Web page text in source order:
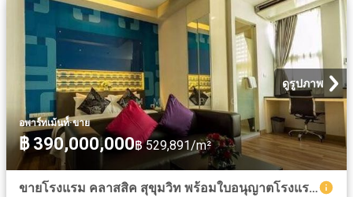
ดูรูปภาพ
อพาร์ทเม้นท์์·ขาย
฿ 390,000,000฿ 529,891/m²
ขายโรงแรม คลาสสิค สุขุมวิท พร้อมใบอนุญาตโรงแรม มีห้องพักทั้งหมด 45 ห้อง สูง 5 ชั้น